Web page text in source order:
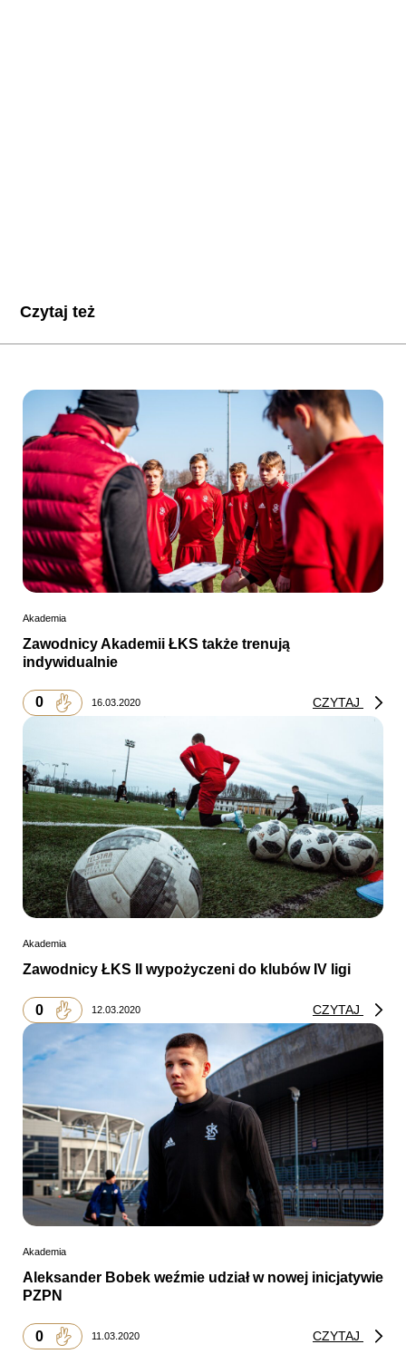
Czytaj też
Akademia
Zawodnicy Akademii ŁKS także trenują
indywidualnie
0 16.03.2020 CZYTAJ
Akademia
Zawodnicy ŁKS II wypożyczeni do klubów IV ligi
0 12.03.2020 CZYTAJ
Akademia
Aleksander Bobek weźmie udział w nowej inicjatywie
PZPN
0 11.03.2020 CZYTAJ